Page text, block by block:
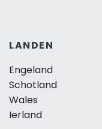
LANDEN
Engeland
Schotland
Wales
Ierland